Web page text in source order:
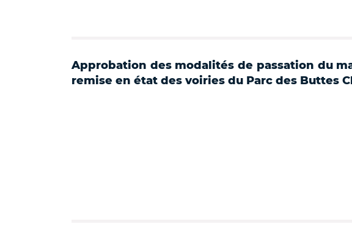
Approbation des modalités de passation du
remise en état des voiries du Parc des Buttes